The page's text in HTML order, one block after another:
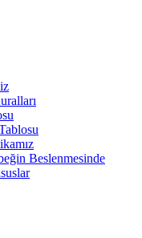
Beslenmesinde